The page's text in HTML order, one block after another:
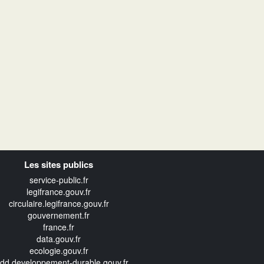
Les sites publics
service-public.fr
legifrance.gouv.fr
circulaire.legifrance.gouv.fr
gouvernement.fr
france.fr
data.gouv.fr
ecologie.gouv.fr